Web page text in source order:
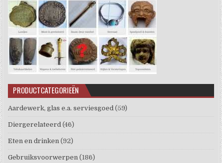
PRODUCTCATEGORIEËN
Aardewerk, glas e.a. serviesgoed (59)
Diergerelateerd (46)
Eten en drinken (92)
Gebruiksvoorwerpen (186)